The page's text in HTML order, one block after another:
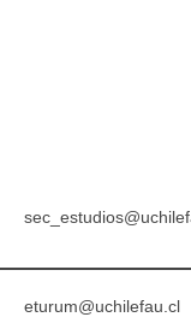
eturum@uchilefau.cl